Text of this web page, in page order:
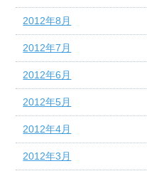
2012年8月
2012年7月
2012年6月
2012年5月
2012年4月
2012年3月